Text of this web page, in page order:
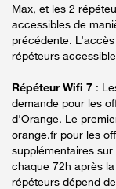
Max, et les 2
accessibles de
précédente.
répéteurs
Répéteur Wifi 7 :
demande pour les
d'Orange. Le
orange.fr pour les
supplémentaires
chaque 72h après
répéteurs dépend